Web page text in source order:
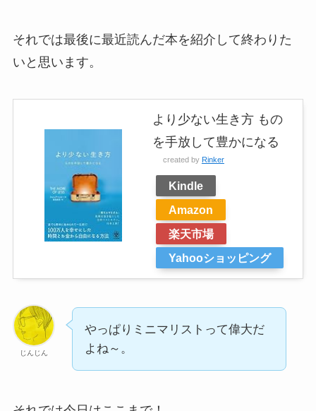
それでは最後に最近読んだ本を紹介して終わりた
いと思います。
より少ない生き方 もの
を手放して豊かになる
created by Rinker
Kindle
Amazon
楽天市場
Yahooショッピング
じんじん
やっぱりミニマリストって偉大だ
よね～。